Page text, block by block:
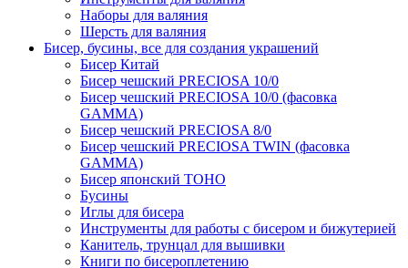
Наборы для валяния
Шерсть для валяния
Бисер, бусины, все для создания украшений
Бисер Китай
Бисер чешский PRECIOSA 10/0
Бисер чешский PRECIOSA 10/0 (фасовка
GAMMA)
Бисер чешский PRECIOSA 8/0
Бисер чешский PRECIOSA TWIN (фасовка
GAMMA)
Бисер японский TOHO
Бусины
Иглы для бисера
Инструменты для работы с бисером и бижутерией
Канитель, трунцал для вышивки
Книги по бисероплетению